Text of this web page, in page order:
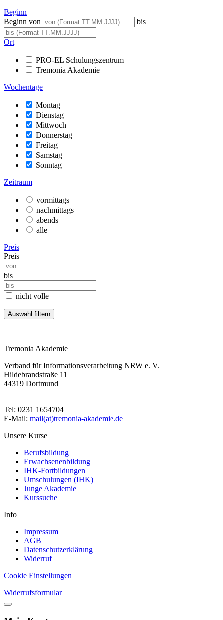
Beginn
Beginn von
bis
Ort
PRO-EL Schulungszentrum
Tremonia Akademie
Wochentage
Montag
Dienstag
Mittwoch
Donnerstag
Freitag
Samstag
Sonntag
Zeitraum
vormittags
nachmittags
abends
alle
Preis
Preis
bis
nicht volle
Tremonia Akademie
Verband für Informationsverarbeitung NRW e. V.
Hildebrandstraße 11
44319 Dortmund
Tel: 0231 1654704
E-Mail: mail(at)tremonia-akademie.de
Unsere Kurse
Berufsbildung
Erwachsenenbildung
IHK-Fortbildungen
Umschulungen (IHK)
Junge Akademie
Kurssuche
Info
Impressum
AGB
Datenschutzerklärung
Widerruf
Cookie Einstellungen
Widerrufsformular